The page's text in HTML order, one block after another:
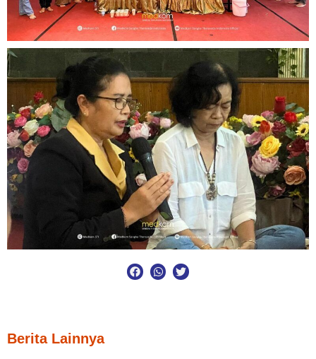
Berita Lainnya